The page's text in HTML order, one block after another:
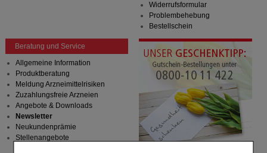
Widerrufsformular
Problembehebung
Bestellschein
Beratung und Service
Allgemeine Information
Produktberatung
Meldung Arzneimittelrisiken
Zuzahlungsfreie Arzneien
Angebote & Downloads
Newsletter
Neukundenprämie
Stellenangebote